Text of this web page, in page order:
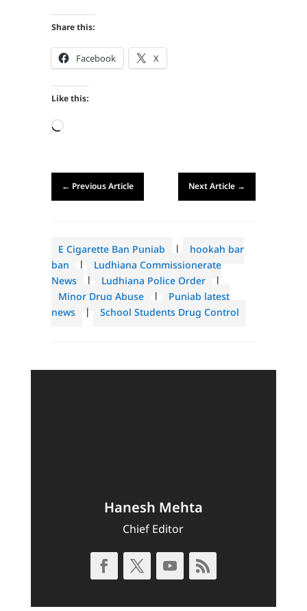
Share this:
Facebook X
Like this:
Loading…
← Previous Article Next Article →
E Cigarette Ban Punjab |
hookah bar
ban
|
Ludhiana Commissionerate
News
| Ludhiana Police Order
|
Minor Drug Abuse
|
Punjab latest
news
School Students Drug Control
Hanesh Mehta
Chief Editor